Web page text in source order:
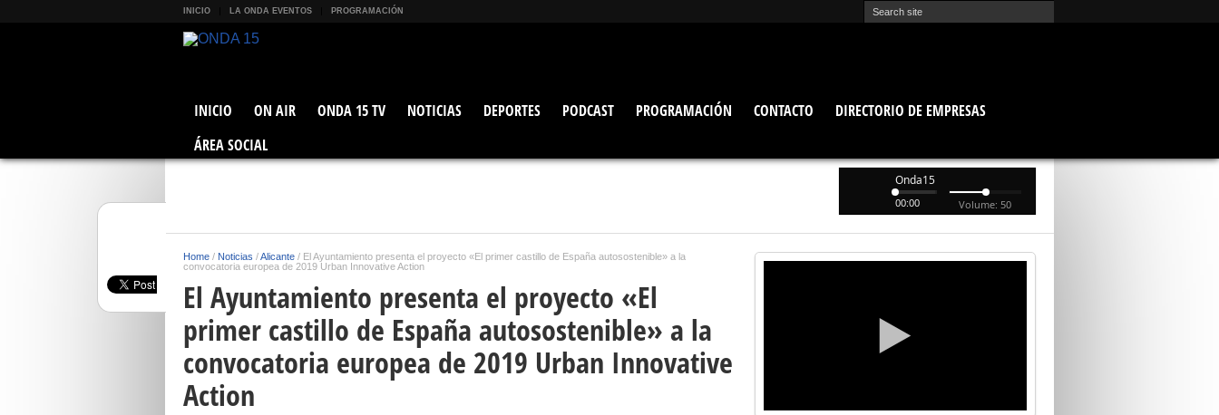
INICIO LA ONDA EVENTOS PROGRAMACIÓN
INICIO ON AIR ONDA 15 TV NOTICIAS DEPORTES PODCAST PROGRAMACIÓN CONTACTO
DIRECTORIO DE EMPRESAS
ÁREA SOCIAL
Onda15
00:00 Volume: 50
Home / Noticias /Alicante / El Ayuntamiento presenta el proyecto «El primer castillo de España autosostenible» a la
convocatoria europea de 2019 Urban Innovative Action
El Ayuntamiento presenta el proyecto «El
primer castillo de España autosostenible» a la
convocatoria europea de 2019 Urban Innovative
Action